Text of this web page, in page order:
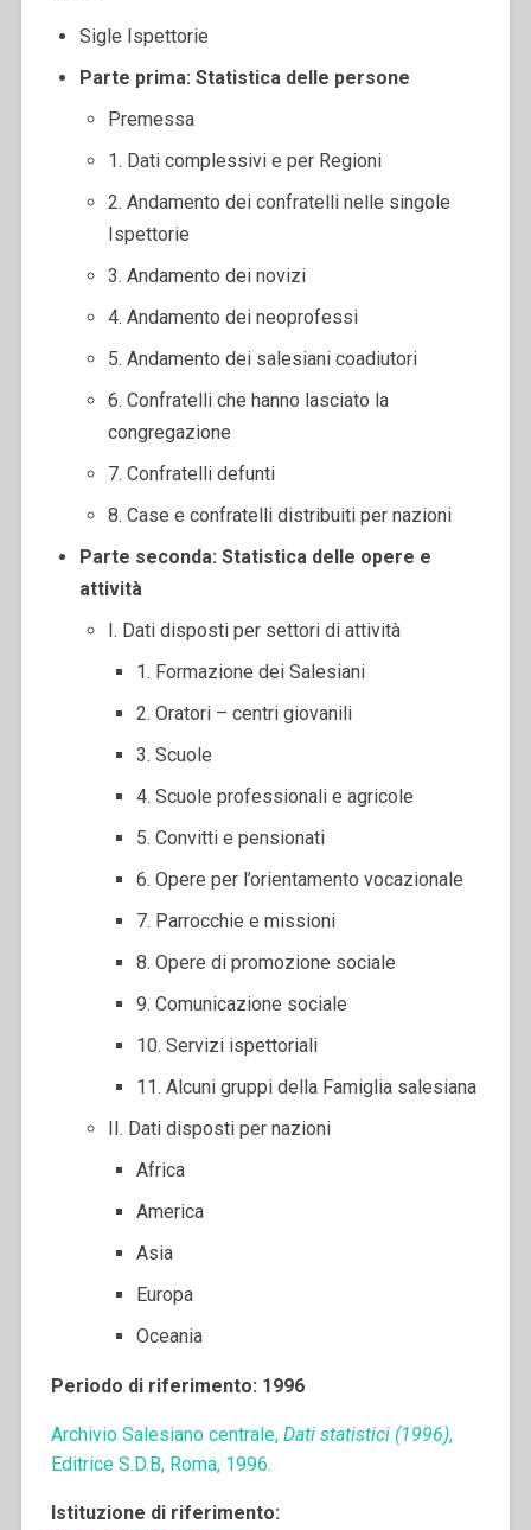
Sigle Ispettorie
Parte prima: Statistica delle persone
Premessa
1. Dati complessivi e per Regioni
2. Andamento dei confratelli nelle singole
Ispettorie
3. Andamento dei novizi
4. Andamento dei neoprofessi
5. Andamento dei salesiani coadiutori
6. Confratelli che hanno lasciato la
congregazione
7. Confratelli defunti
8. Case e confratelli distribuiti per nazioni
Parte seconda: Statistica delle opere e
attività
I. Dati disposti per settori di attività
1. Formazione dei Salesiani
2. Oratori – centri giovanili
3. Scuole
4. Scuole professionali e agricole
5. Convitti e pensionati
6. Opere per l’orientamento vocazionale
7. Parrocchie e missioni
8. Opere di promozione sociale
9. Comunicazione sociale
10. Servizi ispettoriali
11. Alcuni gruppi della Famiglia salesiana
II. Dati disposti per nazioni
Africa
America
Asia
Europa
Oceania
Periodo di riferimento: 1996
Archivio Salesiano centrale, Dati statistici (1996),
Editrice S.D.B, Roma, 1996.
Istituzione di riferimento: